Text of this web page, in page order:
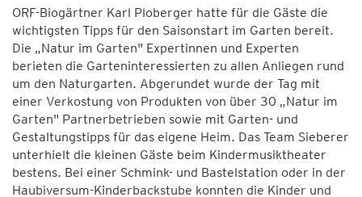
ORF-Biogärtner Karl Ploberger hatte für die Gäste die
wichtigsten Tipps für den Saisonstart im Garten bereit.
Die „Natur im Garten" Expertinnen und Experten
berieten die Garteninteressierten zu allen Anliegen rund
um den Naturgarten. Abgerundet wurde der Tag mit
einer Verkostung von Produkten von über 30 „Natur im
Garten" Partnerbetrieben sowie mit Garten- und
Gestaltungstipps für das eigene Heim. Das Team Sieberer
unterhielt die kleinen Gäste beim Kindermusiktheater
bestens. Bei einer Schmink- und Bastelstation oder in der
Haubiversum-Kinderbackstube konnten die Kinder und